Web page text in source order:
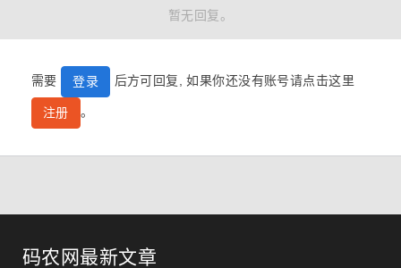
暂无回复。
需要 登录 后方可回复, 如果你还没有账号请点击这里
注册 。
码农网最新文章